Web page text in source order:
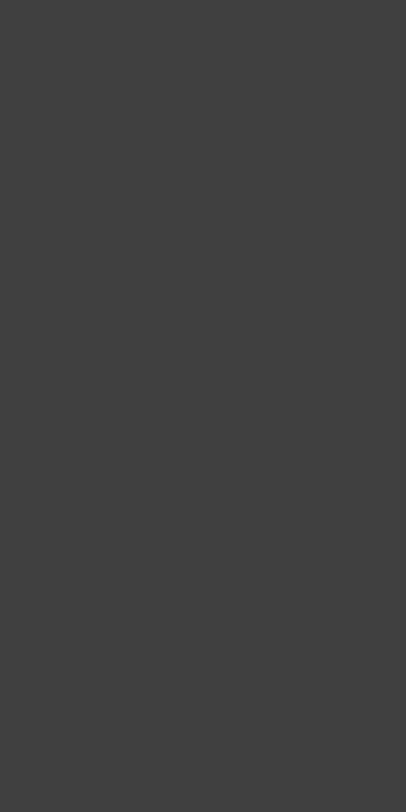
et de gérer vos paramètres de confidentialité, en garantissant